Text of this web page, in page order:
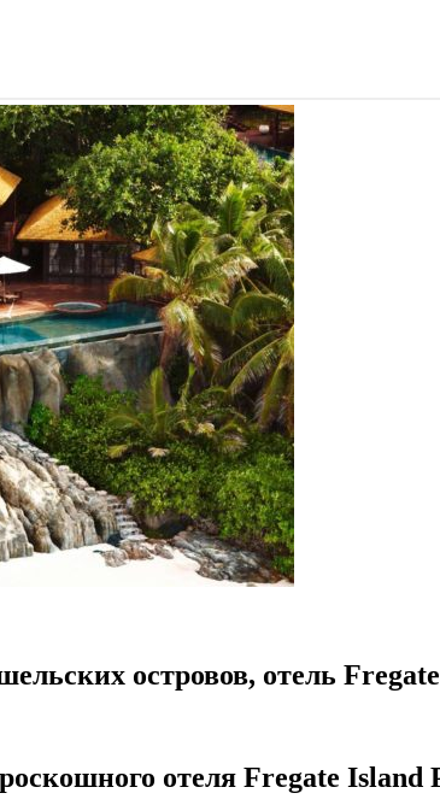
островов, отель
отеля Fregate